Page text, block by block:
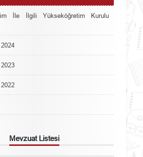
İle İlgili Yükseköğretim Kurulu
Mevzuat Listesi